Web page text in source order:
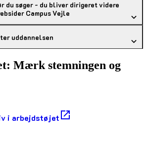
du søger - du bliver dirigeret videre
Campus Vejle
uddannelsen
Mærk stemningen og
i arbejdstøjet